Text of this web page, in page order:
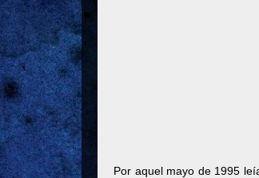
Por aquel mayo de 1995